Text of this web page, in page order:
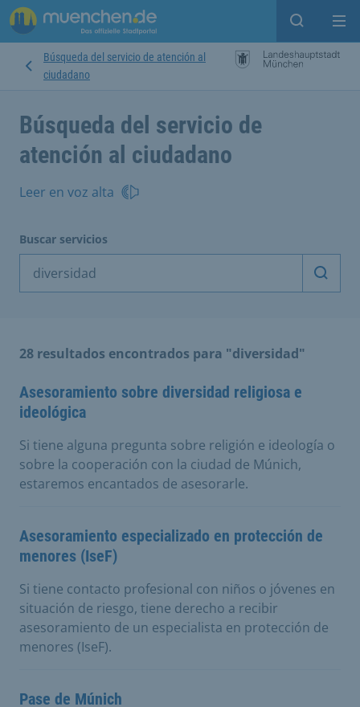
Open
Búsqueda del servicio de atención al
ciudadano
Búsqueda del servicio de
atención al ciudadano
Leer en voz alta
Buscar servicios
28 resultados encontrados para "diversidad"
Asesoramiento sobre diversidad religiosa e
ideológica
Si tiene alguna pregunta sobre religión e ideología o
sobre la cooperación con la ciudad de Múnich,
estaremos encantados de asesorarle.
Asesoramiento especializado en protección de
menores (IseF)
Si tiene contacto profesional con niños o jóvenes en
situación de riesgo, tiene derecho a recibir
asesoramiento de un especialista en protección de
menores (IseF).
Pase de Múnich